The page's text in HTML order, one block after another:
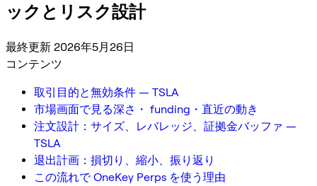
ックとリスク設計
最終更新 2026年5月26日
コンテンツ
取引目的と無効条件 — TSLA
市場画面で見る深さ・ funding・直近の動き
注文設計：サイズ、レバレッジ、証拠金バッファ —
TSLA
退出計画：損切り、縮小、振り返り
この流れで OneKey Perps を使う理由